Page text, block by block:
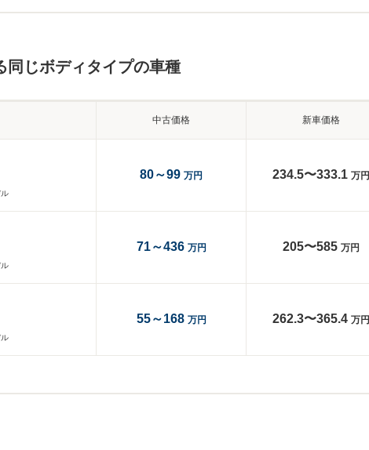
同じボディタイプの車種
中古価格 新車価格
80～99 万円 234.5〜333.1 万円
71～436 万円 205〜585 万円
55～168 万円 262.3〜365.4 万円